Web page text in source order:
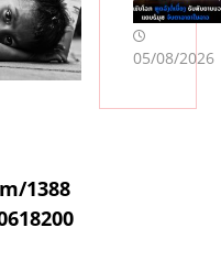
1388
05/08/2026